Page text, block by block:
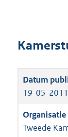
19-05-2011
Tweede